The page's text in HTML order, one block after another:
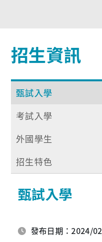
招生資訊
甄試入學
考試入學
外國學生
招生特色
甄試入學
發布日期：2024/